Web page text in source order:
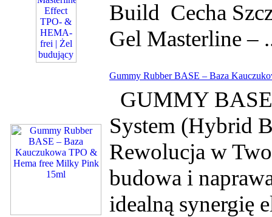
Build Cecha
Gel Masterline –
Gummy Rubber BASE – Baza
GUMMY BASE
System (Hybrid
Rewolucja w
budowa i
idealną synergię